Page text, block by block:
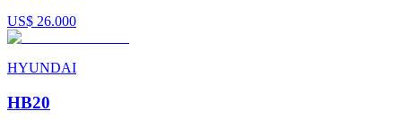
US$ 26.000
HYUNDAI
HB20